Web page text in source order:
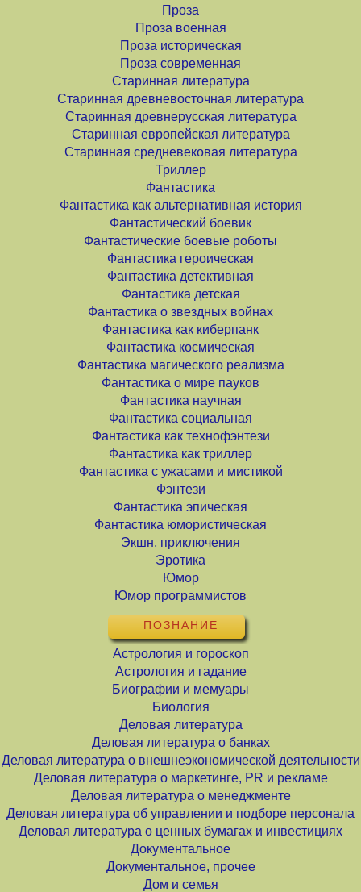
Проза
Проза военная
Проза историческая
Проза современная
Старинная литература
Старинная древневосточная литература
Старинная древнерусская литература
Старинная европейская литература
Старинная средневековая литература
Триллер
Фантастика
Фантастика как альтернативная история
Фантастический боевик
Фантастические боевые роботы
Фантастика героическая
Фантастика детективная
Фантастика детская
Фантастика о звездных войнах
Фантастика как киберпанк
Фантастика космическая
Фантастика магического реализма
Фантастика о мире пауков
Фантастика научная
Фантастика социальная
Фантастика как технофэнтези
Фантастика как триллер
Фантастика с ужасами и мистикой
Фэнтези
Фантастика эпическая
Фантастика юмористическая
Экшн, приключения
Эротика
Юмор
Юмор программистов
ПОЗНАНИЕ
Астрология и гороскоп
Астрология и гадание
Биографии и мемуары
Биология
Деловая литература
Деловая литература о банках
Деловая литература о внешнеэкономической деятельности
Деловая литература о маркетинге, PR и рекламе
Деловая литература о менеджменте
Деловая литература об управлении и подборе персонала
Деловая литература о ценных бумагах и инвестициях
Документальное
Документальное, прочее
Дом и семья